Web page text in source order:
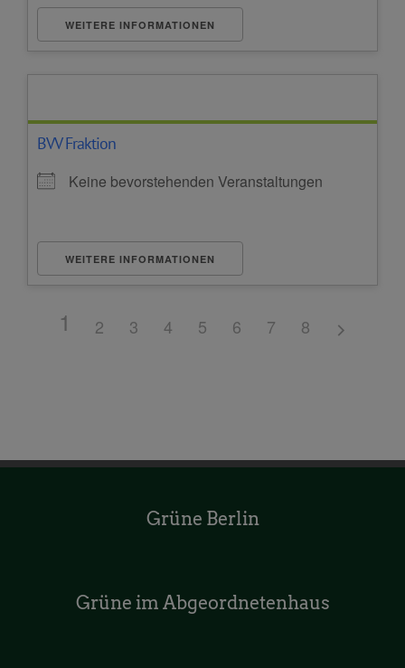
WEITERE INFORMATIONEN
BVV Fraktion
Keine bevorstehenden Veranstaltungen
WEITERE INFORMATIONEN
1 2 3 4 5 6 7 8
Grüne Berlin
Grüne im Abgeordnetenhaus